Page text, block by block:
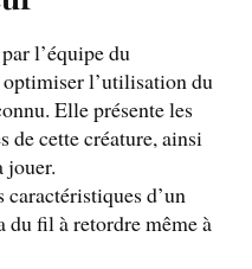
l’équipe du
l’utilisation du
Elle présente les
de cette créature, ainsi
jouer.
caractéristiques d’un
du fil à retordre même à